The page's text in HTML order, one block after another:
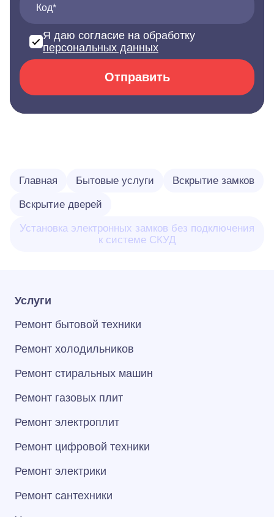
Код*
Я даю согласие на обработку
персональных данных
Отправить
Главная Бытовые услуги Вскрытие замков
Вскрытие дверей
Установка электронных замков без подключения
к системе СКУД
Услуги
Ремонт бытовой техники
Ремонт холодильников
Ремонт стиральных машин
Ремонт газовых плит
Ремонт электроплит
Ремонт цифровой техники
Ремонт электрики
Ремонт сантехники